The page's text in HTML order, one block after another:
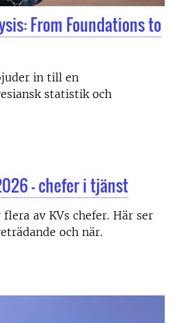
From Foundations to
in till en
statistik och
- chefer i tjänst
av KVs chefer. Här ser
och när.